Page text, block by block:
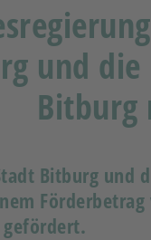
und
Bitburg und
gefördert.